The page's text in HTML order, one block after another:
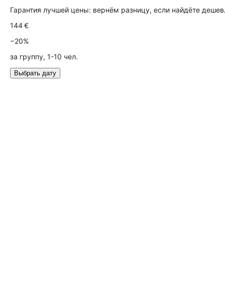
Гарантия лучшей цены: вернём разницу, если найдёте
144 €
−20%
за группу, 1-10 чел.
Выбрать дату